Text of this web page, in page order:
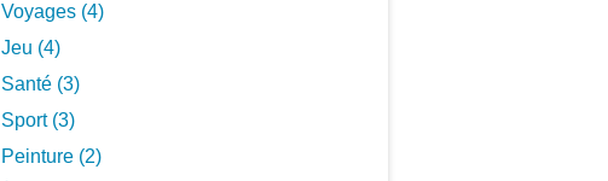
Voyages (4)
Jeu (4)
Santé (3)
Sport (3)
Peinture (2)